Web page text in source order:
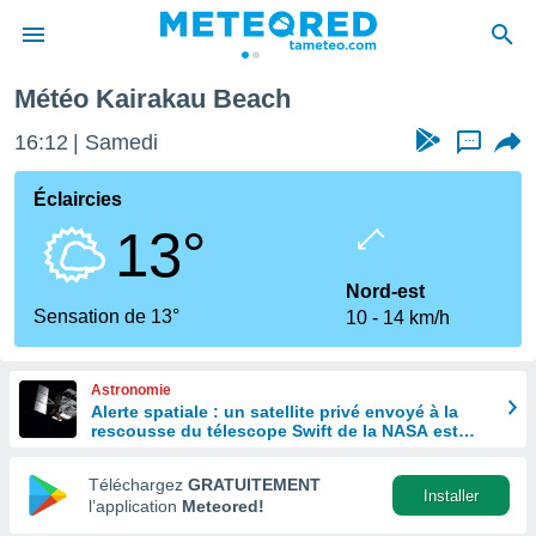
de
Météo Kairakau Beach
16:12 Samedi ...
Éclaircies
13°
Sensation de 13°
Nord-est
10
14 km/h
Astronomie
Alerte spatiale : un satellite privé envoyé à la
rescousse du télescope Swift de la NASA est
Téléchargez GRATUITEMENT
l’application Meteored!
Installer